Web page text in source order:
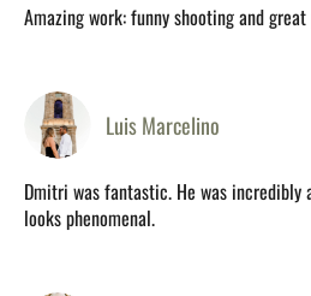
Amazing work: funny shooting and
Luis Marcelino
Dmitri was fantastic. He was incredibly
looks phenomenal.